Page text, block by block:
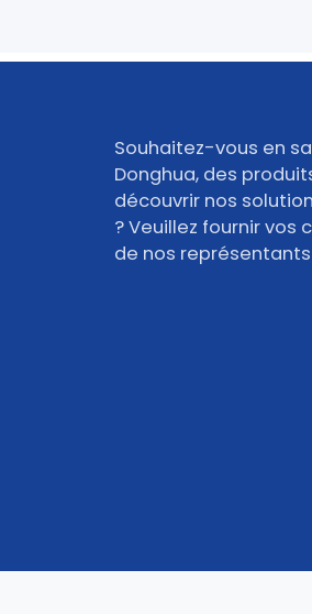
Souhaitez-vous en
Donghua, des
découvrir nos
? Veuillez fournir
de nos